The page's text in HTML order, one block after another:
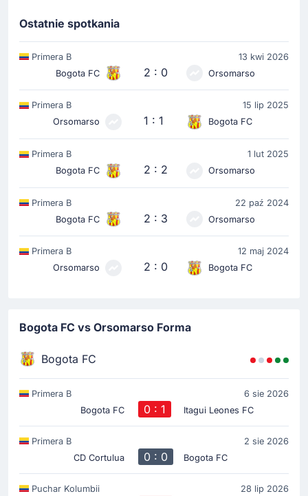
Ostatnie spotkania
Primera B
13 kwi 2026
Bogota FC
2 : 0 Orsomarso
Primera B
15 lip 2025
Orsomarso
1 : 1 Bogota FC
Primera B
1 lut 2025
Bogota FC
2 : 2 Orsomarso
Primera B
22 paź 2024
Bogota FC
2 : 3 Orsomarso
Primera B
12 maj 2024
Orsomarso
2 : 0 Bogota FC
Bogota FC vs Orsomarso Forma
Bogota FC
Primera B
6 sie 2026
Bogota FC
0 : 1 Itagui Leones FC
Primera B
2 sie 2026
CD Cortulua
0 : 0 Bogota FC
Puchar Kolumbii
28 lip 2026